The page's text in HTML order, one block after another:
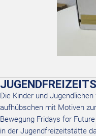
Die Kinder und
aufhübschen mit Motiven
Bewegung Fridays for
in der Jugendfreizeitstätte